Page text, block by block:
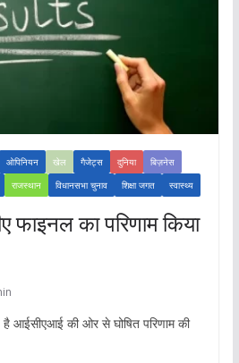
ओपिनियन खेल गैजेट्स दुनिया
बिज़नेस
राजस्थान विधानसभा चुनाव शिक्षा जगत स्वास्थ्य
का परिणाम किया
है आईसीएआई की ओर से घोषित परिणाम की